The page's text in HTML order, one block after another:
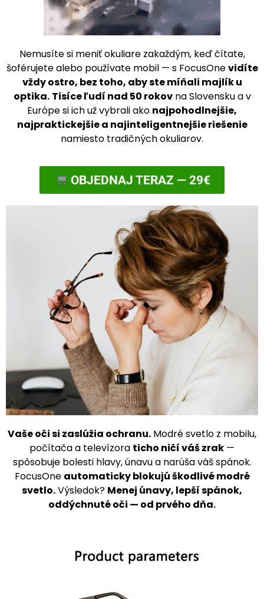
Nemusíte si meniť okuliare zakaždým, keď čítate,
šoférujete alebo používate mobil — s FocusOnevidíte
vždy ostro, bez toho, aby ste míňali majlík u
optika. Tisíce ľudí nad 50 rokovna Slovensku a v
Európe si ich už vybrali ako najpohodlnejšie,
najpraktickejšie a najinteligentnejšie riešenie
namiesto tradičných okuliarov.
OBJEDNAJ TERAZ — 29€
Vaše oči si zaslúžia ochranu. Modré svetlo z mobilu,
počítača a televízora ticho ničí váš zrak —
spôsobuje bolesti hlavy, únavu a narúša váš spánok.
FocusOne automaticky blokujú škodlivé modré
svetlo.Výsledok? Menej únavy, lepší spánok,
oddýchnuté oči — od prvého dňa.